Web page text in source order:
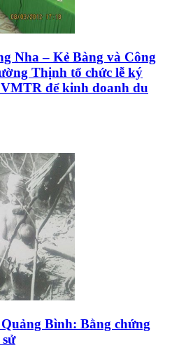
Nha – Kẻ Bàng và Công
Thịnh tổ chức lễ ký
để kinh doanh du
Bình: Bằng chứng